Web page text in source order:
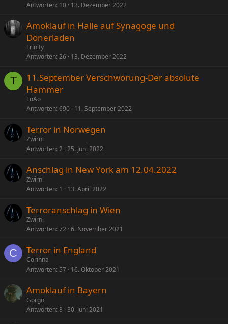
Antworten 10 13. Dezember 2022
Amoklauf in Halle auf Synagoge und
Dönerladen
Trinity
Antworten 26 13. Dezember 2022
T
11.September Verschwörung-Der absolute
Hammer
ToAo
Antworten 690 11. September 2022
Terror in Norwegen
Zwirni
Antworten 2 25. Juni 2022
Anschlag in New York am 12.04.2022
Zwirni
Antworten 1 13. April 2022
Terroranschlag in Wien
Zwirni
Antworten 72 6. November 2021
C Terror in England
Corinna
Antworten 57 16. Oktober 2021
Amoklauf in Bayern
Gorgo
Antworten 8 30. Juni 2021